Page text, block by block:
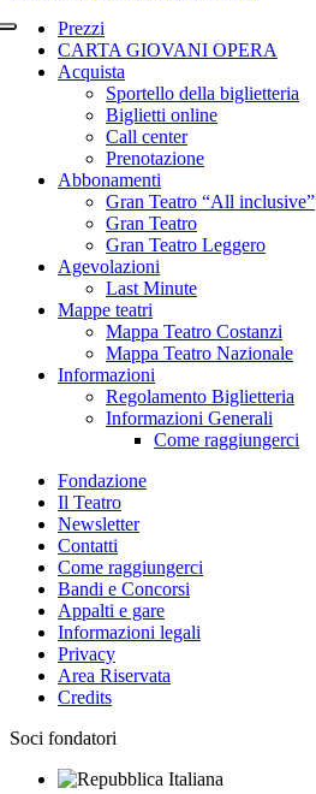
Prezzi
CARTA GIOVANI OPERA
Acquista
Sportello della biglietteria
Biglietti online
Call center
Prenotazione
Abbonamenti
Gran Teatro “All inclusive”
Gran Teatro
Gran Teatro Leggero
Agevolazioni
Last Minute
Mappe teatri
Mappa Teatro Costanzi
Mappa Teatro Nazionale
Informazioni
Regolamento Biglietteria
Informazioni Generali
Come raggiungerci
Fondazione
Il Teatro
Newsletter
Contatti
Come raggiungerci
Bandi e Concorsi
Appalti e gare
Informazioni legali
Privacy
Area Riservata
Credits
Soci fondatori